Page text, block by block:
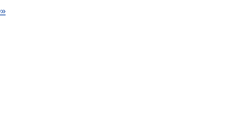
»